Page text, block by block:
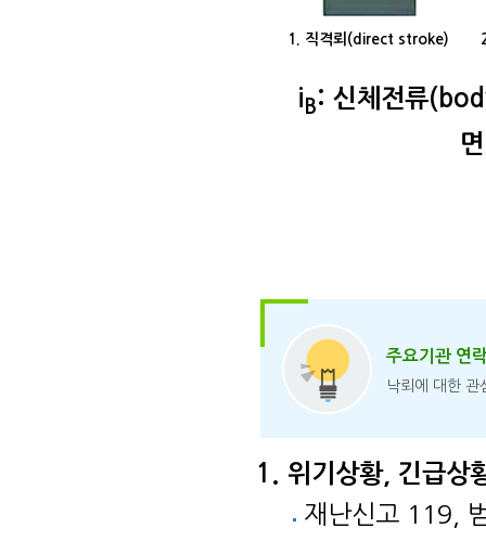
1. 직격뢰(direct stroke)
i B: 신체전류
주요기관 연
낙뢰에 대한 관
위기상황, 긴급상
재난신고 119,